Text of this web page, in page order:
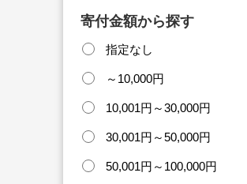
寄付金額から探す
指定なし
～10,000円
10,001円～30,000円
30,001円～50,000円
50,001円～100,000円